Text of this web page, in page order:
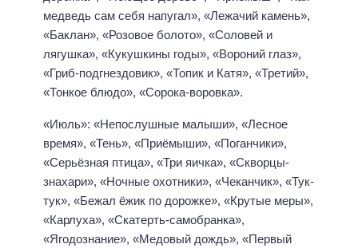
медведь сам себя напугал», «Лежачий камень»,
«Баклан», «Розовое болото», «Соловей и
лягушка», «Кукушкины годы», «Вороний глаз»,
«Гриб-подгнездовик», «Топик и Катя», «Третий»,
«Тонкое блюдо», «Сорока-воровка».
«Июль»: «Непослушные малыши», «Лесное
время», «Тень», «Приёмыши», «Поганчики»,
«Серьёзная птица», «Три яичка», «Скворцы-
знахари», «Ночные охотники», «Чеканчик», «Тук-
тук», «Бежал ёжик по дорожке», «Крутые меры»,
«Карлуха», «Скатерть-самобранка»,
«Ягодознание», «Медовый дождь», «Первый